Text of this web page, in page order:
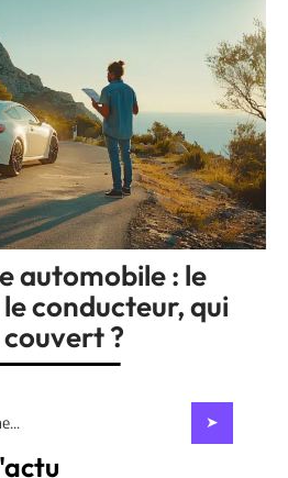
automobile : le
conducteur, qui
?